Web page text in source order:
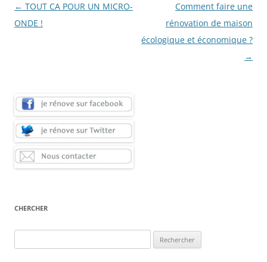
Navigation
des
← TOUT CA POUR UN MICRO-
ONDE !
Comment faire une
rénovation de maison
écologique et économique ?
→
CHERCHER